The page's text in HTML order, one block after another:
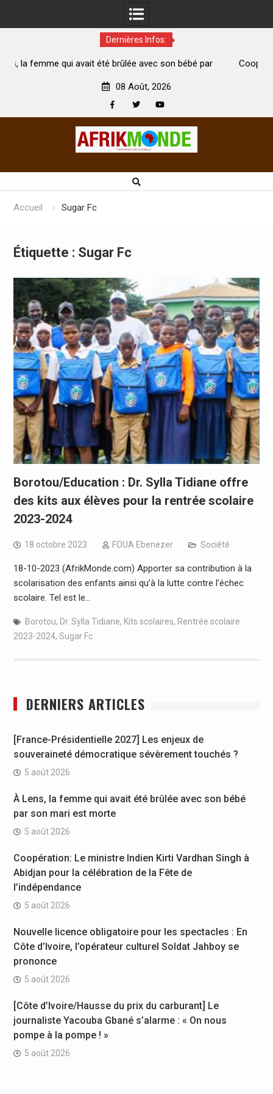
Dernières Infos:
brûlée avec son bébé par
Coopération: Le ministre Indien
08 Août, 2026
Accueil Sugar Fc
Étiquette : Sugar Fc
Borotou/Education : Dr. Sylla Tidiane offre
des kits aux élèves pour la rentrée scolaire
2023-2024
18 octobre 2023 FOUA Ebenezer Société
18-10-2023 (AfrikMonde.com) Apporter sa contribution à la
scolarisation des enfants ainsi qu’à la lutte contre l’échec
scolaire. Tel est le…
Borotou, Dr. Sylla Tidiane, Kits scolaires, Rentrée scolaire
2023-2024, Sugar Fc
DERNIERS ARTICLES
[France-Présidentielle 2027] Les enjeux de
souveraineté démocratique sévèrement touchés ?
5 août 2026
À Lens, la femme qui avait été brûlée avec son bébé
par son mari est morte
5 août 2026
Coopération: Le ministre Indien Kirti Vardhan Singh à
Abidjan pour la célébration de la Fête de
l’indépendance
5 août 2026
Nouvelle licence obligatoire pour les spectacles : En
Côte d’Ivoire, l’opérateur culturel Soldat Jahboy se
prononce
5 août 2026
[Côte d’Ivoire/Hausse du prix du carburant] Le
journaliste Yacouba Gbané s’alarme : « On nous
pompe à la pompe ! »
5 août 2026